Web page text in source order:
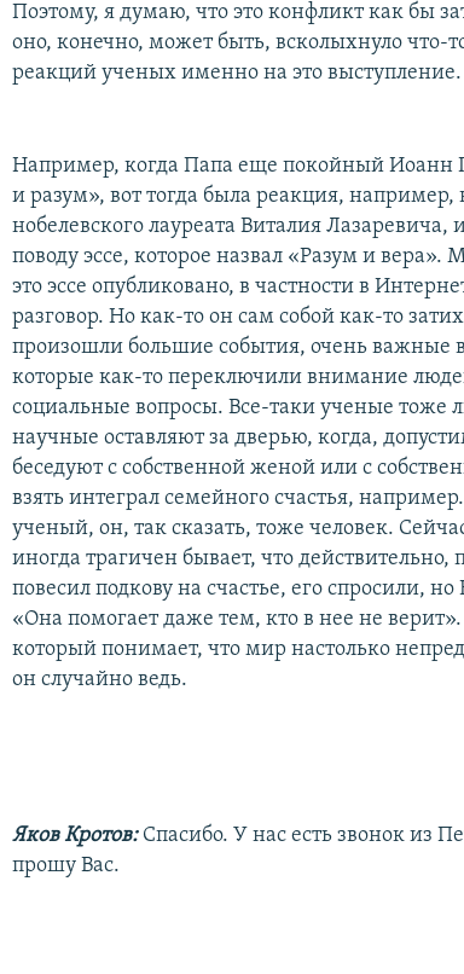
Поэтому, я думаю, что это конфликт как бы
оно, конечно, может быть, всколыхнуло что-
реакций ученых именно на это выступление.
Например, когда Папа еще покойный Иоанн
и разум», вот тогда была реакция,
нобелевского лауреата Виталия
поводу эссе, которое назвал «Разум и
это эссе опубликовано, в частности в
разговор. Но как-то он сам собой как-то
произошли большие события, очень важные в
которые как-то переключили внимание
социальные вопросы. Все-таки ученые тоже
научные оставляют за дверью, когда,
беседуют с собственной женой или с
взять интеграл семейного счастья,
ученый, он, так сказать, тоже человек.
иногда трагичен бывает, что
повесил подкову на счастье, его спросили,
«Она помогает даже тем, кто в нее не
который понимает, что мир настолько
он случайно ведь.
Яков Кротов: Спасибо. У нас есть звонок из
прошу Вас.